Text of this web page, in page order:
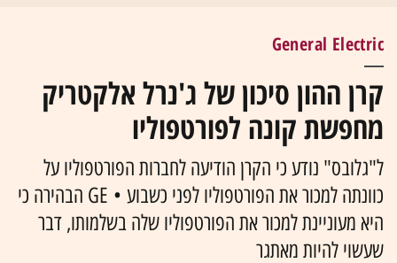
General Electric
קרן ההון סיכון של ג'נרל אלקטריק
מחפשת קונה לפורטפוליו
ל"גלובס" נודע כי הקרן הודיעה לחברות הפורטפוליו על
כוונתה למכור את הפורטפוליו לפני כשבוע • GE הבהירה כי
היא מעוניינת למכור את הפורטפוליו שלה בשלמותו, דבר
שעשוי להיות מאתגר